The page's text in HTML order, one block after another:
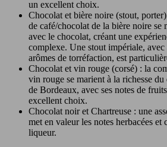
un excellent choix.
Chocolat et bière noire (stout,
de café/chocolat de la bière noire se
avec le chocolat, créant une
complexe. Une stout impériale, avec
arômes de torréfaction, est
Chocolat et vin rouge (corsé) : la
vin rouge se marient à la richesse
de Bordeaux, avec ses notes de
excellent choix.
Chocolat noir et Chartreuse : une
met en valeur les notes herbacées et
liqueur.